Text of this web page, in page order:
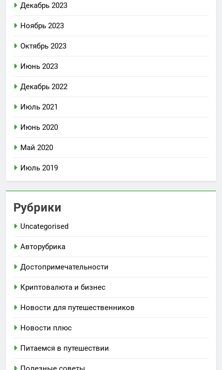
Декабрь 2023
Ноябрь 2023
Октябрь 2023
Июнь 2023
Декабрь 2022
Июль 2021
Июнь 2020
Май 2020
Июль 2019
Рубрики
Uncategorised
Авторубрика
Достопримечательности
Криптовалюта и бизнес
Новости для путешественников
Новости плюс
Питаемся в путешествии